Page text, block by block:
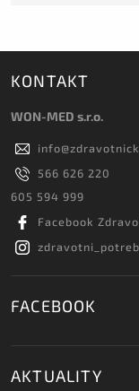
KONTAKT
WON-MED s.r.o.
info@
566 626 220
605 594 999
Facebook
FACEBOOK
AKTUALITY